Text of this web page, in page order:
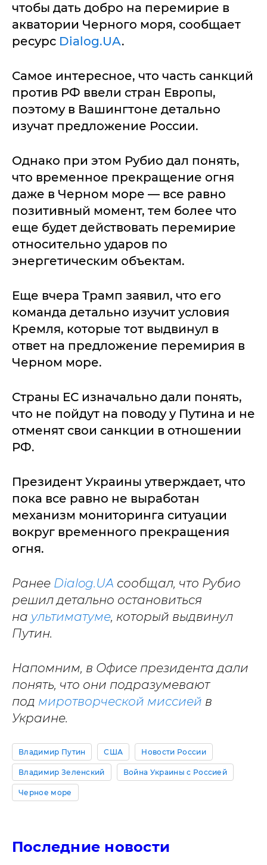
чтобы дать добро на перемирие в
акватории Черного моря, сообщает
ресурс Dialog.UA.
Самое интересное, что часть санкций
против РФ ввели стран Европы,
поэтому в Вашингтоне детально
изучат предложение России.
Однако при этом Рубио дал понять,
что временное прекращение огня
даже в Черном море — все равно
позитивный момент, тем более что
еще будет действовать перемирие
относительно ударов по
энергетическим объектам.
Еще вчера Трамп заявил, что его
команда детально изучит условия
Кремля, которые тот выдвинул в
ответ на предложение перемирия в
Черном море.
Страны ЕС изначально дали понять,
что не пойдут на поводу у Путина и не
отменят свои санкции в отношении
РФ.
Президент Украины утверждает, что
пока все равно не выработан
механизм мониторинга ситуации
вокруг временного прекращения
огня.
Ранее Dialog.UA сообщал, что Рубио
решил детально остановиться
на ультиматуме, который выдвинул
Путин.
Напомним, в Офисе президента дали
понять, что они подразумевают
под миротворческой миссией в
Украине.
Владимир Путин США Новости России
Владимир Зеленский Война Украины с Россией
Черное море
Последние новости